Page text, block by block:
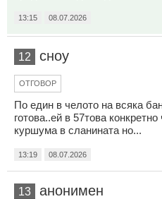
13:15 08.07.2026
12 сноу
ОТГОВОР
По един в челото на всяка
готова..ей в 57това
куршума в сланината но...
13:19 08.07.2026
13 анонимен